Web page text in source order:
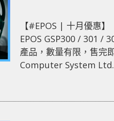
【#EPOS | 十月優惠】 【12.10.2022 - 18.10.2022】 -
EPOS GSP300 / 301 /
產品，數量有限，售完
Computer System